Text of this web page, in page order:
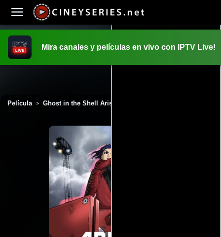
Mira canales y películas en vivo con IPTV Live!
Película > Ghost in the Shell Arise: Border 1 - Ghost Pain (2013)